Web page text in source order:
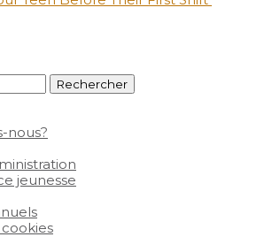
nous?
jeunesse